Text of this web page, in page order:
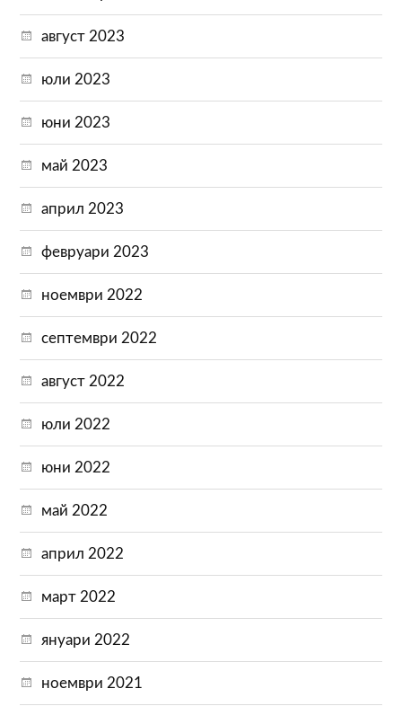
август 2023
юли 2023
юни 2023
май 2023
април 2023
февруари 2023
ноември 2022
септември 2022
август 2022
юли 2022
юни 2022
май 2022
април 2022
март 2022
януари 2022
ноември 2021